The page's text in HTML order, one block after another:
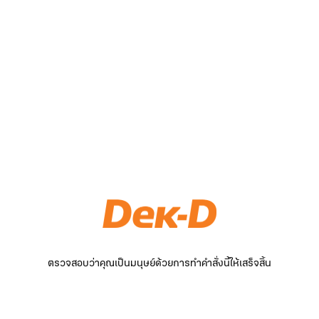
ตรวจสอบว่าคุณเป็นมนุษย์ด้วยการทำคำสั่งนี้ให้เสร็จสิ้น